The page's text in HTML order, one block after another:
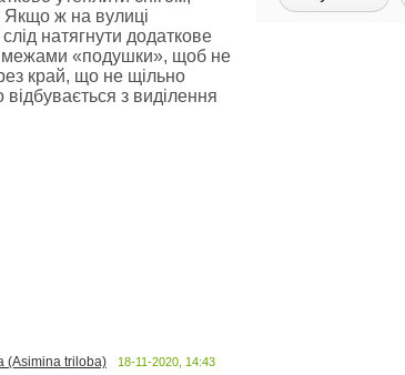
Якщо ж на вулиці
натягнути додаткове
межами «подушки», щоб не
край, що не щільно
з виділення
(Asimina triloba) 18-11-2020, 14:43